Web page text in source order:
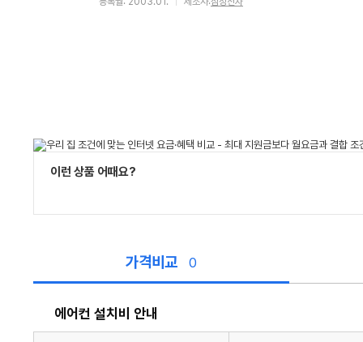
이런 상품 어때요?
가격비교 0
에어컨 설치비 안내